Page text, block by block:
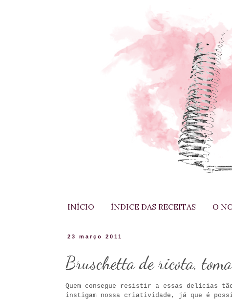
INÍCIO ÍNDICE DAS RECEITAS O
23 março 2011
Bruschetta de ricota,
Quem consegue resistir a essas delícias
instigam nossa criatividade, já que é